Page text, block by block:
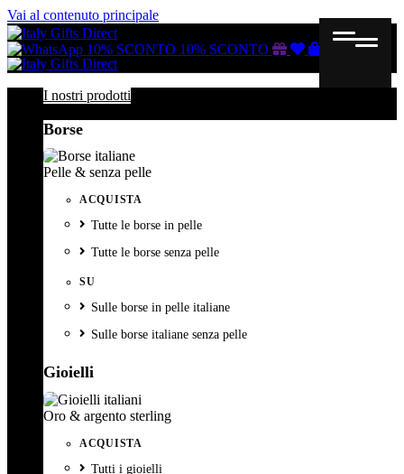
Vai al contenuto principale
10% SCONTO 10% SCONTO
Buono
ListaCarrello
I nostri prodotti
Borse
Pelle & senza pelle
ACQUISTA
Tutte le borse in pelle
Tutte le borse senza pelle
SU
Sulle borse in pelle italiane
Sulle borse italiane senza pelle
Gioielli
Oro & argento sterling
ACQUISTA
Tutti i gioielli